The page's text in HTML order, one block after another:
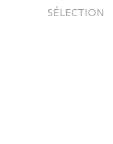
SÉLECTION